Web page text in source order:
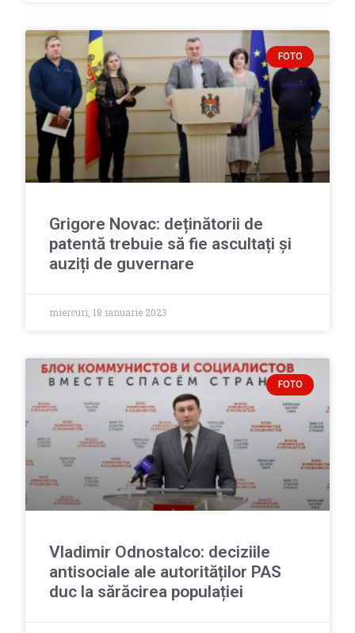
FOTO
Grigore Novac: deținătorii de
patentă trebuie să fie ascultați și
auziți de guvernare
miercuri, 18 ianuarie 2023
FOTO
Vladimir Odnostalco: deciziile
antisociale ale autorităților PAS
duc la sărăcirea populației